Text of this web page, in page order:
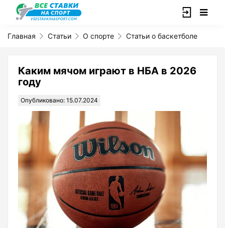
Главная Статьи О спорте Статьи о баскетболе
Каким мячом играют в НБА в 2026
году
Опубликовано: 15.07.2024